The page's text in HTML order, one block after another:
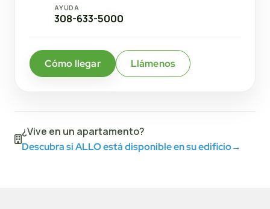
AYUDA
308-633-5000
Cómo llegar Llámenos
¿Vive en un apartamento?
Descubra si ALLO está disponible en su edificio→